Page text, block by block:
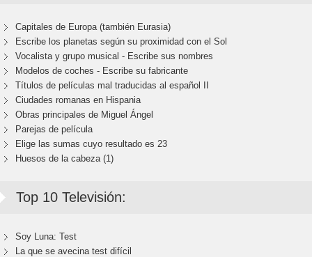
Capitales de Europa (también Eurasia)
Escribe los planetas según su proximidad con el Sol
Vocalista y grupo musical - Escribe sus nombres
Modelos de coches - Escribe su fabricante
Títulos de películas mal traducidas al español II
Ciudades romanas en Hispania
Obras principales de Miguel Ángel
Parejas de película
Elige las sumas cuyo resultado es 23
Huesos de la cabeza (1)
Top 10 Televisión:
Soy Luna: Test
La que se avecina test difícil